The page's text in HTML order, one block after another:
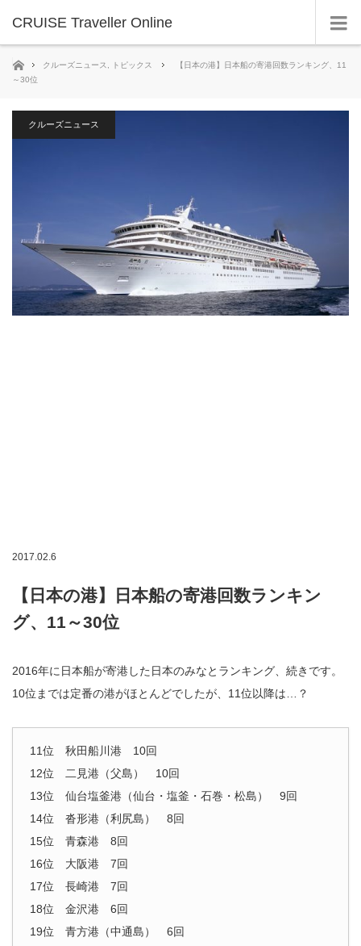
CRUISE Traveller Online
ホームクルーズニュース トピックス
【日本の港】日本船の寄港回数ランキング、11
～30位
クルーズニュース
2017.02.6
【日本の港】日本船の寄港回数ランキン
グ、11～30位
2016年に日本船が寄港した日本のみなとランキング、続きです。
10位までは定番の港がほとんどでしたが、11位以降は…？
11位 秋田船川港 10回
12位 二見港（父島） 10回
13位 仙台塩釜港（仙台・塩釜・石巻・松島） 9回
14位 沓形港（利尻島） 8回
15位 青森港 8回
16位 大阪港 7回
17位 長崎港 7回
18位 金沢港 6回
19位 青方港（中通島） 6回